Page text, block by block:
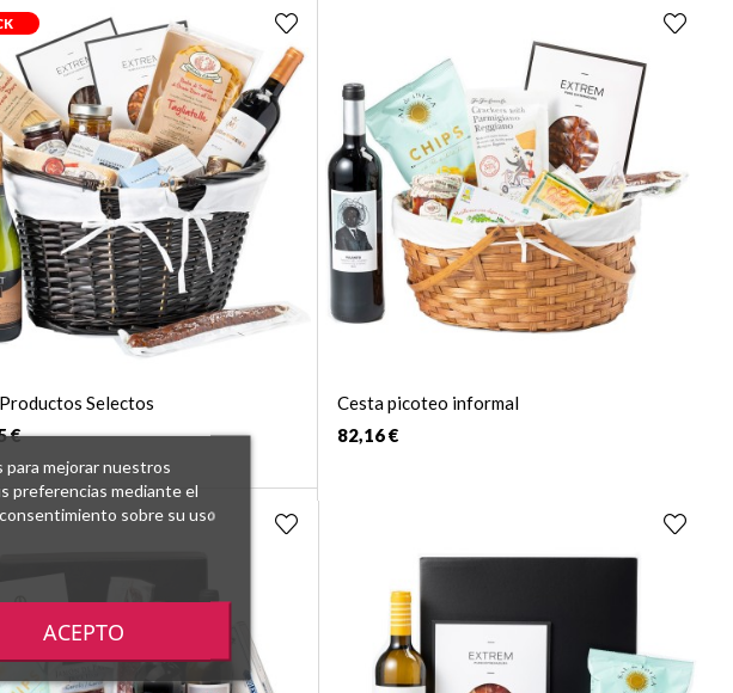
Selectos
€
Cesta picoteo informal
82,16 €
mejorar nuestros
preferencias mediante el
sobre su uso
ACEPTO